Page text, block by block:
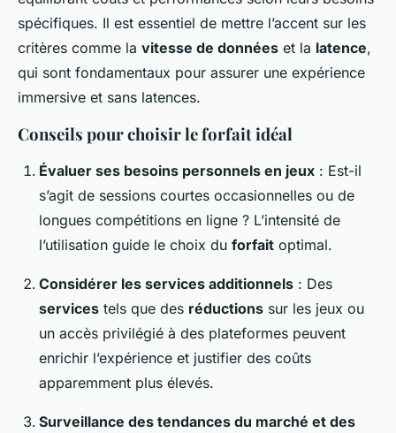
spécifiques. Il est essentiel de mettre l’accent sur les
critères comme la vitesse de données et la latence,
qui sont fondamentaux pour assurer une expérience
immersive et sans latences.
Conseils pour choisir le forfait idéal
Évaluer ses besoins personnels en jeux : Est-il
s’agit de sessions courtes occasionnelles ou de
longues compétitions en ligne ? L’intensité de
l’utilisation guide le choix du forfait optimal.
Considérer les services additionnels : Des
services tels que des réductions sur les jeux ou
un accès privilégié à des plateformes peuvent
enrichir l’expérience et justifier des coûts
apparemment plus élevés.
Surveillance des tendances du marché et des